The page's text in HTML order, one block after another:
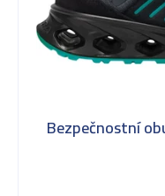
Bezpečnostní